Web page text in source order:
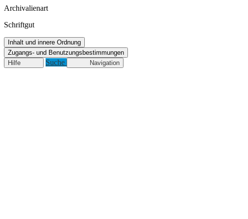
Archivalienart
Schriftgut
Inhalt und innere Ordnung
Zugangs- und Benutzungsbestimmungen
Hilfe
Suche Navigation